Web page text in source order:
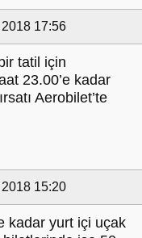
17:56
tatil için
23.00’e kadar
Aerobilet’te
15:20
kadar yurt içi uçak